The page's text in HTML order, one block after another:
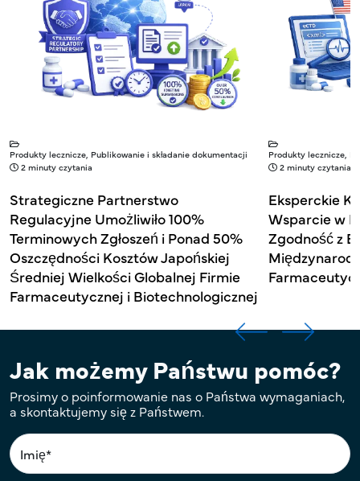
Produkty lecznicze, Publikowanie i składanie dokumentacji
2 minuty czytania
Strategiczne Partnerstwo
Regulacyjne Umożliwiło 100%
Terminowych Zgłoszeń i Ponad 50%
Oszczędności Kosztów Japońskiej
Średniej Wielkości Globalnej Firmie
Farmaceutycznej i Biotechnologicznej
Produkty lecznicze,
2 minuty czytania
Eksperckie
Wsparcie w
Zgodność z
Jak możemy Państwu pomóc?
Prosimy o poinformowanie nas o Państwa wymaganiach,
a skontaktujemy się z Państwem.